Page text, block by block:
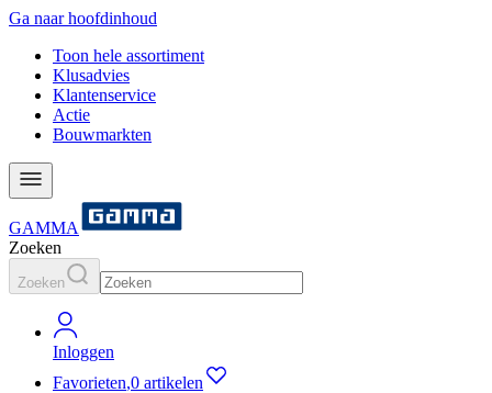
Ga naar hoofdinhoud
Toon hele assortiment
Klusadvies
Klantenservice
Actie
Bouwmarkten
GAMMA
Zoeken
Zoeken
Inloggen
Favorieten,0 artikelen